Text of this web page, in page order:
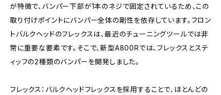
が特徴で、バンパー下部が1本のネジで固定されているため、この
取り付けポイントにバンパー全体の剛性を依存しています。フロン
トバルクヘッドのフレックスは、最近のチューニングツールでは非
常に重要な要素です。そこで、新型A800Rでは、フレックスとステ
ィッフの2種類のバンパーを開発しました。
フレックス：バルクヘッドフレックスを採用することで、ほとんどの